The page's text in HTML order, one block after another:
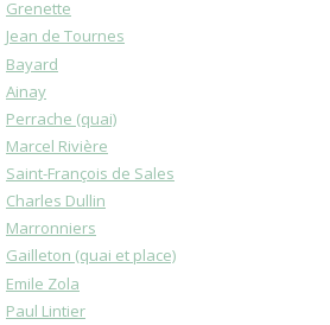
Grenette
Jean de Tournes
Bayard
Ainay
Perrache (quai)
Marcel Rivière
Saint-François de Sales
Charles Dullin
Marronniers
Gailleton (quai et place)
Emile Zola
Paul Lintier